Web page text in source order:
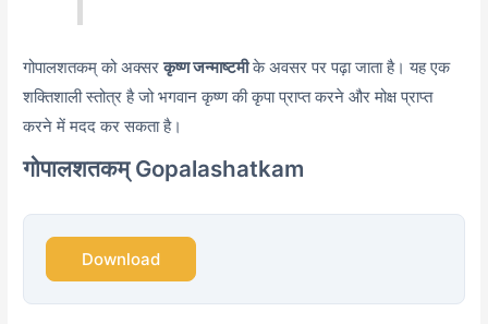
गोपालशतकम् को अक्सरकृष्ण जन्माष्टमीके अवसर पर पढ़ा जाता है। यह एक
शक्तिशाली स्तोत्र है जो भगवान कृष्ण की कृपा प्राप्त करने और मोक्ष प्राप्त
करने में मदद कर सकता है।
गोपालशतकम् Gopalashatkam
Download